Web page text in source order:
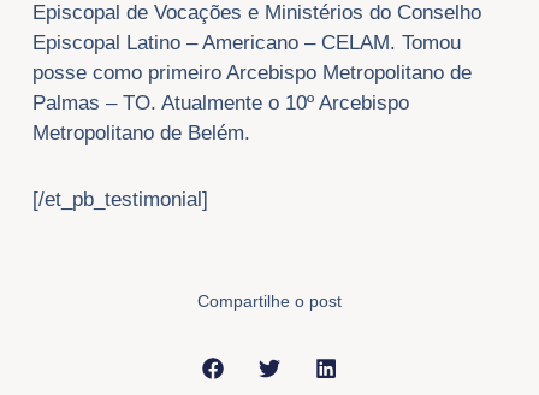
Episcopal de Vocações e Ministérios do Conselho
Episcopal Latino – Americano – CELAM. Tomou
posse como primeiro Arcebispo Metropolitano de
Palmas – TO. Atualmente o 10º Arcebispo
Metropolitano de Belém.
[/et_pb_testimonial]
Compartilhe o post